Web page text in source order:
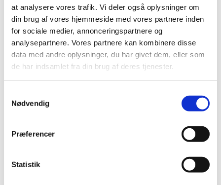
at analysere vores trafik. Vi deler også oplysninger om
din brug af vores hjemmeside med vores partnere inden
for sociale medier, annonceringspartnere og
analysepartnere. Vores partnere kan kombinere disse
data med andre oplysninger, du har givet dem, eller som
de har indsamlet fra din brug af deres tjenester.
Nødvendig
Præferencer
Statistik